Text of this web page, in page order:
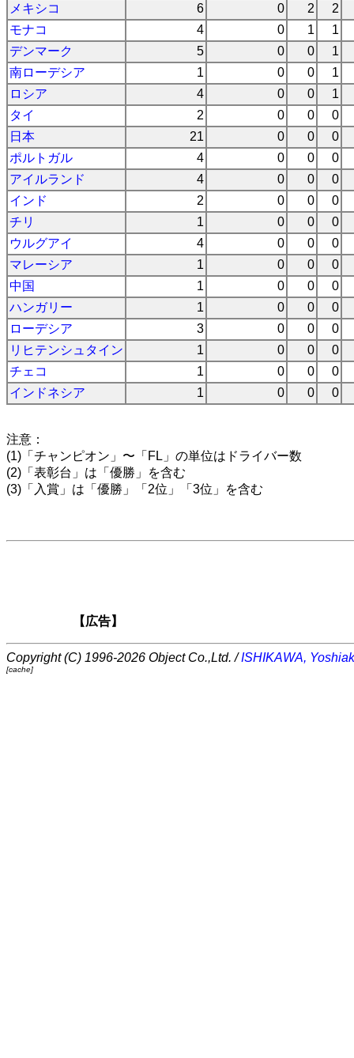
メキシコ
6 0 2
2
モナコ
4 0 1
1
デンマーク
5 0 0
1
南ローデシア
1 0 0
1
ロシア
4 0 0
1
タイ
2 0 0
0
日本
21 0 0
0
ポルトガル
4 0 0
0
アイルランド
4 0 0
0
インド
2 0 0
0
チリ
1 0 0
0
ウルグアイ
4 0 0
0
マレーシア
1 0 0
0
中国
1 0 0
0
ハンガリー
1 0 0
0
ローデシア
3 0 0
0
リヒテンシュタイン
1 0 0
0
チェコ
1 0 0
0
インドネシア
1 0 0 0
注意：
(1)「チャンピオン」〜「FL」の単位はドライバー数
(2)「表彰台」は「優勝」を含む
(3)「入賞」は「優勝」「2位」「3位」を含む
【広告】
Copyright (C) 1996-2026 Object Co.,Ltd. /ISHIKAWA,
[cache]